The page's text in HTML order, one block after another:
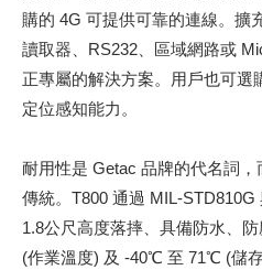
購的 4G 可提供可靠的連線。擴
讀取器、RS232、區域網路或
正專屬的解決方案。用戶也可選
定位感知能力。
耐用性是 Getac 品牌的代名詞
傳統。T800 通過 MIL-
1.8公尺高度落摔、具備防水、
(作業溫度) 及 -40℃ 至 71℃ (儲